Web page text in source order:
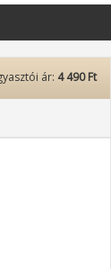
ár: 4 490 Ft